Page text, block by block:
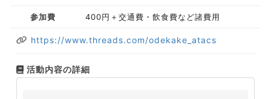
参加費 400円＋交通費・飲食費など諸費用
https://www.threads.com/odekake_atacs
活動内容の詳細